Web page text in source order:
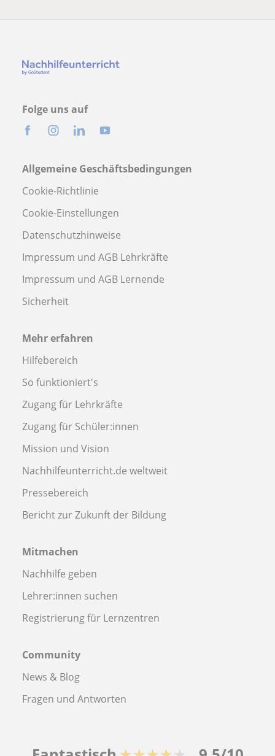
Folge uns auf
Allgemeine Geschäftsbedingungen
Cookie-Richtlinie
Cookie-Einstellungen
Datenschutzhinweise
Impressum und AGB Lehrkräfte
Impressum und AGB Lernende
Sicherheit
Mehr erfahren
Hilfebereich
So funktioniert's
Zugang für Lehrkräfte
Zugang für Schüler:innen
Mission und Vision
Nachhilfeunterricht.de weltweit
Pressebereich
Bericht zur Zukunft der Bildung
Mitmachen
Nachhilfe geben
Lehrer:innen suchen
Registrierung für Lernzentren
Community
News & Blog
Fragen und Antworten